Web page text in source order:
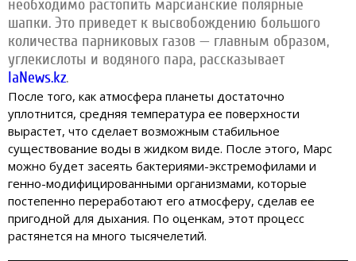
необходимо растопить марсианские полярные
шапки. Это приведет к высвобождению большого
количества парниковых газов — главным образом,
углекислоты и водяного пара, рассказывает
IaNews.kz.
После того, как атмосфера планеты достаточно
уплотнится, средняя температура ее поверхности
вырастет, что сделает возможным стабильное
существование воды в жидком виде. После этого, Марс
можно будет засеять бактериями-экстремофилами и
генно-модифицированными организмами, которые
постепенно переработают его атмосферу, сделав ее
пригодной для дыхания. По оценкам, этот процесс
растянется на много тысячелетий.